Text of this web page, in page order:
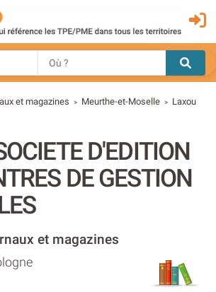
et magazines > Meurthe-et-Moselle > Laxou
D'EDITION
DE GESTION
et magazines